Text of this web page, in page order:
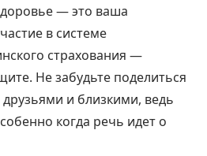
— это ваша
в системе
страхования —
Не забудьте поделиться
и близкими, ведь
когда речь идет о